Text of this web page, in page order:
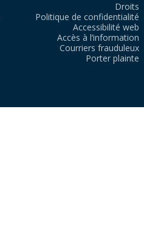
Droits
Politique de confidentialité
Accessibilité web
Accès à l’information
Courriers frauduleux
Porter plainte